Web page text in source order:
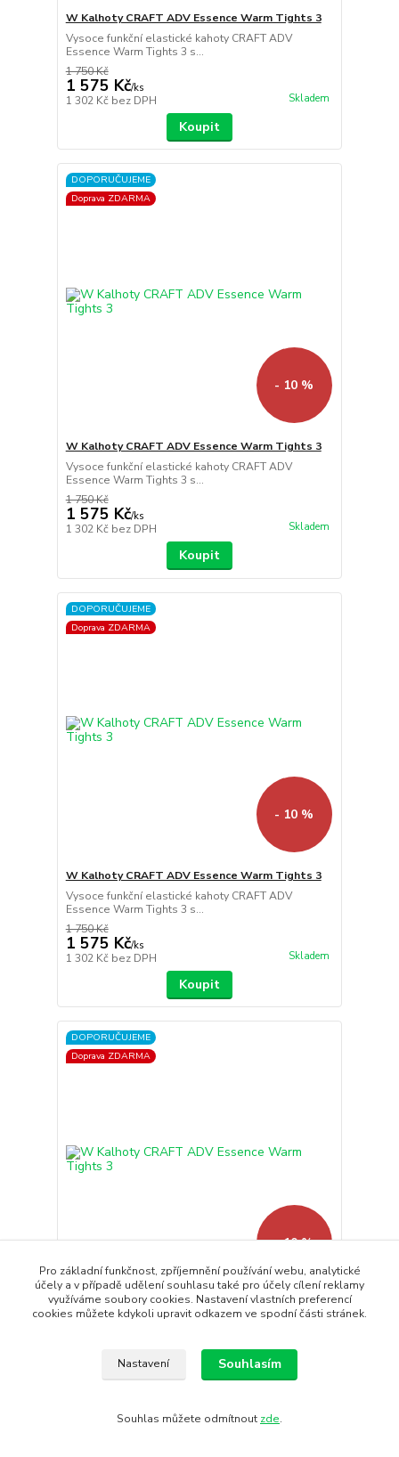
W Kalhoty CRAFT ADV Essence Warm Tights 3
Vysoce funkční elastické kahoty CRAFT ADV
Essence Warm Tights 3 s...
1 750 Kč
1 575 Kč/ks
1 302 Kč bez DPH Skladem
Koupit
DOPORUČUJEME
Doprava ZDARMA
- 10 %
W Kalhoty CRAFT ADV Essence Warm Tights 3
Vysoce funkční elastické kahoty CRAFT ADV
Essence Warm Tights 3 s...
1 750 Kč
1 575 Kč/ks
1 302 Kč bez DPH Skladem
Koupit
DOPORUČUJEME
Doprava ZDARMA
- 10 %
W Kalhoty CRAFT ADV Essence Warm Tights 3
Vysoce funkční elastické kahoty CRAFT ADV
Essence Warm Tights 3 s...
1 750 Kč
1 575 Kč/ks
1 302 Kč bez DPH Skladem
Koupit
DOPORUČUJEME
Doprava ZDARMA
- 10 %
W Kalhoty CRAFT ADV Essence Warm Tights 3
1 575 Kč
Skladem
Koupit
Pro základní funkčnost, zpříjemnění používání webu, analytické
účely a v případě udělení souhlasu také pro účely cílení reklamy
využíváme soubory cookies. Nastavení vlastních preferencí
cookies můžete kdykoli upravit odkazem ve spodní části stránek.
Nastavení Souhlasím
Souhlas můžete odmítnout zde.